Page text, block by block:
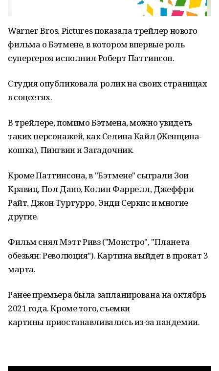
Warner Bros. Pictures показала трейлер нового
фильма о Бэтмене, в котором впервые роль
супергероя исполнил Роберт Паттинсон.
Студия опубликовала ролик на своих страницах
в соцсетях.
В трейлере, помимо Бэтмена, можно увидеть
таких персонажей, как Селина Кайл (Женщина-
кошка), Пингвин и Загадочник.
Кроме Паттинсона, в "Бэтмене" сыграли Зои
Кравиц, Пол Дано, Колин Фаррелл, Джеффри
Райт, Джон Туртурро, Энди Серкис и многие
другие.
Фильм снял Мэтт Ривз ("Монстро", "Планета
обезьян: Революция"). Картина выйдет в прокат 3
марта.
Ранее премьера была запланирована на октябрь
2021 года. Кроме того, съемки
картины приостанавливались из-за пандемии.